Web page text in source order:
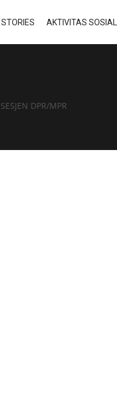
AKTIVITAS SOSIAL
DPR/MPR